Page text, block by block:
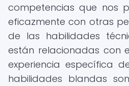
competencias que nos
eficazmente con otras
de las habilidades
están relacionadas con
experiencia específica
habilidades blandas